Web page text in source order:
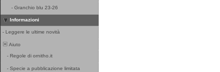
- Granchio blu 23-26
Informazioni
- Leggere le ultime novità
Aiuto
- Regole di ornitho.it
- Specie a pubblicazione limitata